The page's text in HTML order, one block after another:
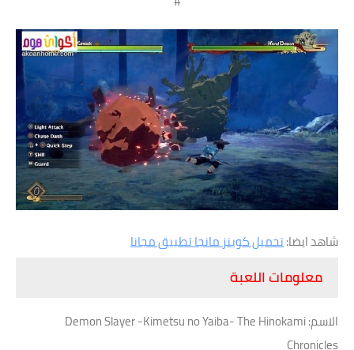
شاهد ايضا:تحميل كوينز مانجا تطبيق مجانا
معلومات اللعبة
الاسم: Demon Slayer -Kimetsu no Yaiba- The Hinokami
Chronicles